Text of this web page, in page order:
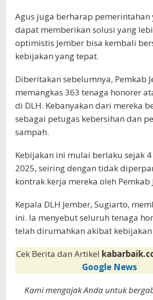
Agus juga berharap pemerintahan
dapat memberikan solusi yang
optimistis Jember bisa kembali
kebijakan yang tepat.
Diberitakan sebelumnya, Pemkab
memangkas 363 tenaga honorer
di DLH. Kebanyakan dari mereka
sebagai petugas kebersihan dan
sampah.
Kebijakan ini mulai berlaku sejak
2025, seiring dengan tidak
kontrak kerja mereka oleh Pemkab
Kepala DLH Jember, Sugiarto,
ini. Ia menyebut seluruh tenaga
telah dirumahkan akibat
Cek Berita dan Artikel
Google News
Kami mengajak Anda untuk